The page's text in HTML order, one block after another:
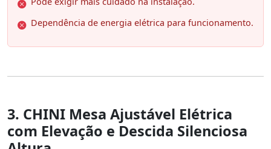
Dependência de energia elétrica para funcionamento.
3. CHINI Mesa Ajustável Elétrica
com Elevação e Descida Silenciosa